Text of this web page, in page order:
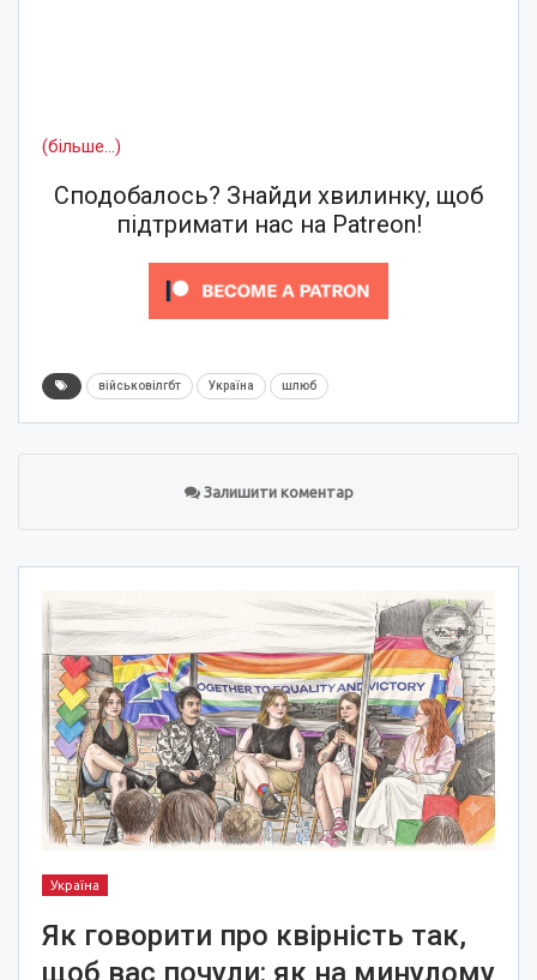
(більше…)
Сподобалось? Знайди хвилинку, щоб
підтримати нас на Patreon!
військовілгбт Україна шлюб
Залишити коментар
Україна
Як говорити про квірність так,
щоб вас почули: як на минулому